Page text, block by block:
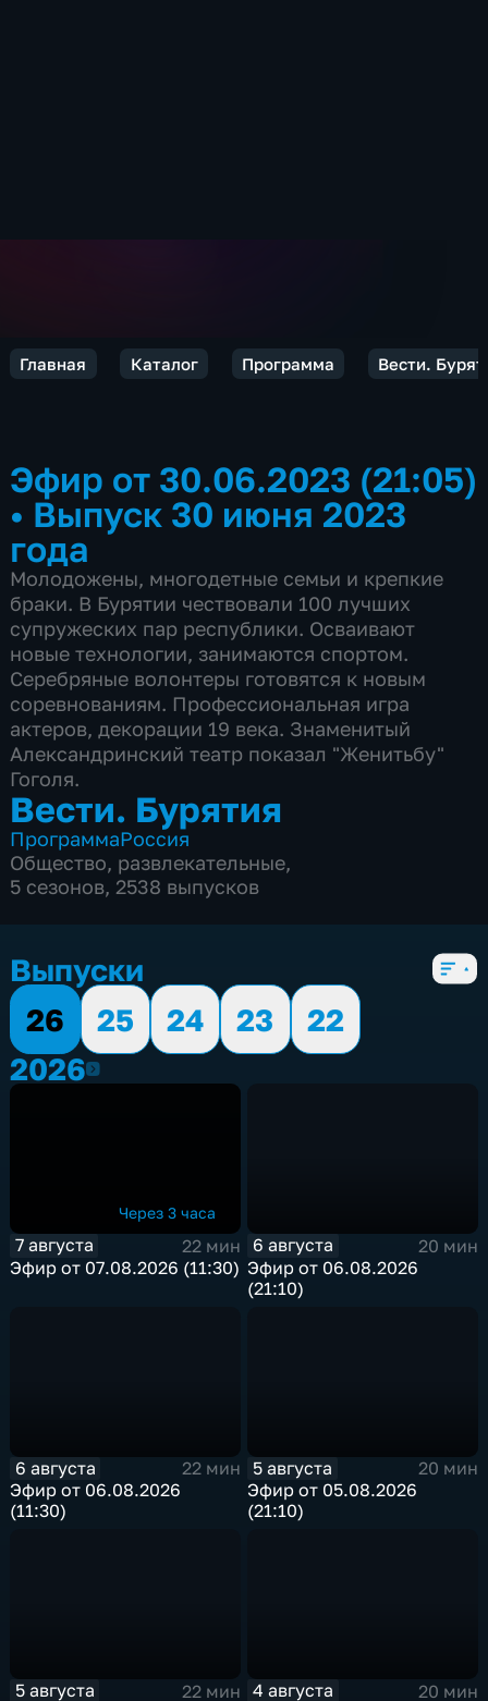
Главная Каталог Программа Вести.
Эфир от 30.06.2023 (21:05)
• Выпуск 30 июня 2023
года
Молодожены, многодетные семьи и крепкие
браки. В Бурятии чествовали 100 лучших
супружеских пар республики. Осваивают
новые технологии, занимаются спортом.
Серебряные волонтеры готовятся к новым
соревнованиям. Профессиональная игра
актеров, декорации 19 века. Знаменитый
Александринский театр показал "Женитьбу"
Гоголя.
Вести. Бурятия
ПрограммаРоссия
Общество, развлекательные,
5 сезонов, 2538 выпусков
Выпуски
26
25 24 23
22
20262026
Через 3 часа
7 августа
22 мин
Эфир от 07.08.2026 (11:30)
6 августа
20 мин
Эфир от 06.08.2026
(21:10)
6 августа
22 мин
Эфир от 06.08.2026
(11:30)
5 августа
20 мин
Эфир от 05.08.2026
(21:10)
5 августа
22 мин
4 августа
20 мин